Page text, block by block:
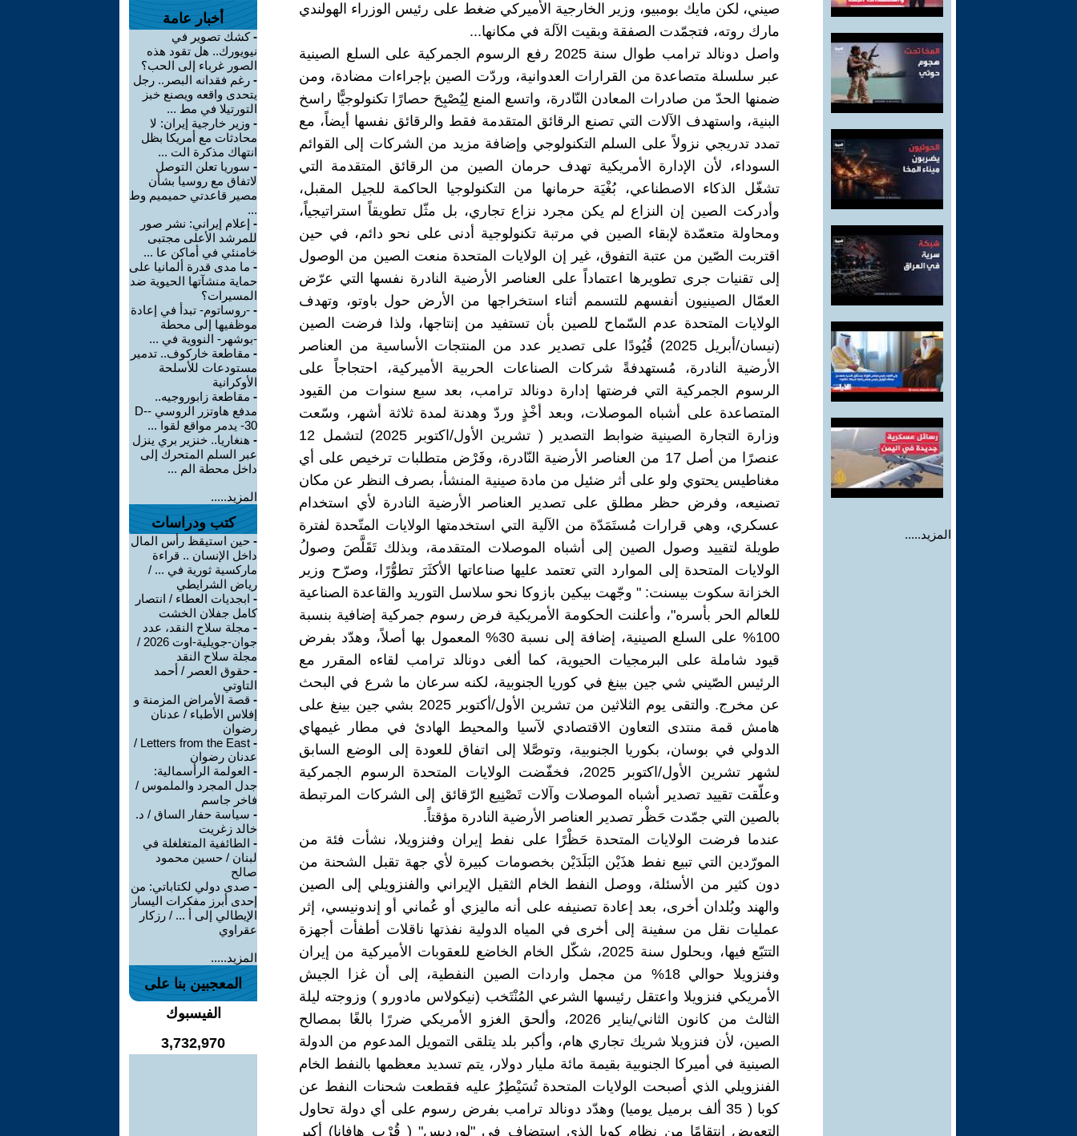
المزيد.....
صيني، لكن مايك بومبيو، وزير الخارجية الأميركي ضغط على رئيس الوزراء الهولندي
مارك روته، فتجمّدت الصفقة وبقيت الآلة في مكانها...
واصل دونالد ترامب طوال سنة 2025 رفع الرسوم الجمركية على السلع الصينية
عبر سلسلة متصاعدة من القرارات العدوانية، وردّت الصين بإجراءات مضادة، ومن
ضمنها الحدّ من صادرات المعادن النّادرة، واتسع المنع لِيُصْبِحَ حصارًا تكنولوجيًّا راسخ
البنية، واستهدف الآلات التي تصنع الرقائق المتقدمة فقط والرقائق نفسها أيضاً، مع
تمدد تدريجي نزولاً على السلم التكنولوجي وإضافة مزيد من الشركات إلى القوائم
السوداء، لأن الإدارة الأمريكية تهدف حرمان الصين من الرقائق المتقدمة التي
تشغّل الذكاء الاصطناعي، بُغْيَة حرمانها من التكنولوجيا الحاكمة للجيل المقبل،
وأدركت الصين إن النزاع لم يكن مجرد نزاع تجاري، بل مثّل تطويقاً استراتيجياً،
ومحاولة متعمّدة لإبقاء الصين في مرتبة تكنولوجية أدنى على نحو دائم، في حين
اقتربت الصّين من عتبة التفوق، غير إن الولايات المتحدة منعت الصين من الوصول
إلى تقنيات جرى تطويرها اعتماداً على العناصر الأرضية النادرة نفسها التي عرّض
العمّال الصينيون أنفسهم للتسمم أثناء استخراجها من الأرض حول باوتو، وتهدف
الولايات المتحدة عدم السّماح للصين بأن تستفيد من إنتاجها، ولذا فرضت الصين
(نيسان/أبريل 2025) قُيُودًا على تصدير عدد من المنتجات الأساسية من العناصر
الأرضية النادرة، مُستهدفةً شركات الصناعات الحربية الأميركية، احتجاجاً على
الرسوم الجمركية التي فرضتها إدارة دونالد ترامب، بعد سبع سنوات من القيود
المتصاعدة على أشباه الموصلات، وبعد أخْذٍ وردّ وهدنة لمدة ثلاثة أشهر، وسّعت
وزارة التجارة الصينية ضوابط التصدير ( تشرين الأول/اكتوبر 2025) لتشمل 12
عنصرًا من أصل 17 من العناصر الأرضية النّادرة، وفَرْض متطلبات ترخيص على أي
مغناطيس يحتوي ولو على أثر ضئيل من مادة صينية المنشأ، بصرف النظر عن مكان
تصنيعه، وفرض حظر مطلق على تصدير العناصر الأرضية النادرة لأي استخدام
عسكري، وهي قرارات مُستَمَدّة من الآلية التي استخدمتها الولايات المتّحدة لفترة
طويلة لتقييد وصول الصين إلى أشباه الموصلات المتقدمة، وبذلك تَقَلَّصَ وصولُ
الولايات المتحدة إلى الموارد التي تعتمد عليها صناعاتها الأكثَرَ تطوُّرًا، وصرّح وزير
الخزانة سكوت بيسنت: " وجّهت بيكين بازوكا نحو سلاسل التوريد والقاعدة الصناعية
للعالم الحر بأسره"، وأعلنت الحكومة الأمريكية فرض رسوم جمركية إضافية بنسبة
100% على السلع الصينية، إضافة إلى نسبة 30% المعمول بها أصلاً، وهدّد بفرض
قيود شاملة على البرمجيات الحيوية، كما ألغى دونالد ترامب لقاءه المقرر مع
الرئيس الصّيني شي جين بينغ في كوريا الجنوبية، لكنه سرعان ما شرع في البحث
عن مخرج. والتقى يوم الثلاثين من تشرين الأول/أكتوبر 2025 بشي جين بينغ على
هامش قمة منتدى التعاون الاقتصادي لآسيا والمحيط الهادئ في مطار غيمهاي
الدولي في بوسان، بكوريا الجنوبية، وتوصَّلا إلى اتفاق للعودة إلى الوضع السابق
لشهر تشرين الأول/اكتوبر 2025، فخفّضت الولايات المتحدة الرسوم الجمركية
وعلّقت تقييد تصدير أشباه الموصلات وآلات تَصْنِيع الرّقائق إلى الشركات المرتبطة
بالصين التي جمّدت حَظْر تصدير العناصر الأرضية النادرة مؤقتاً.
عندما فرضت الولايات المتحدة حَظْرًا على نفط إيران وفنزويلا، نشأت فئة من
المورّدين التي تبيع نفط هذَيْن البَلَدَيْن بخصومات كبيرة لأي جهة تقبل الشحنة من
دون كثير من الأسئلة، ووصل النفط الخام الثقيل الإيراني والفنزويلي إلى الصين
والهند وبُلدان أخرى، بعد إعادة تصنيفه على أنه ماليزي أو عُماني أو إندونيسي، إثر
عمليات نقل من سفينة إلى أخرى في المياه الدولية نفذتها ناقلات أطفأت أجهزة
التتبّع فيها، وبحلول سنة 2025، شكّل الخام الخاضع للعقوبات الأميركية من إيران
وفنزويلا حوالي 18% من مجمل واردات الصين النفطية، إلى أن غزا الجيش
الأمريكي فنزويلا واعتقل رئيسها الشرعي المُنْتَخب (نيكولاس مادورو ) وزوجته ليلة
الثالث من كانون الثاني/يناير 2026، وألحق الغزو الأمريكي ضررًا بالغًا بمصالح
الصين، لأن فنزويلا شريك تجاري هام، وأكبر بلد يتلقى التمويل المدعوم من الدولة
الصينية في أميركا الجنوبية بقيمة مائة مليار دولار، يتم تسديد معظمها بالنفط الخام
الفنزويلي الذي أصبحت الولايات المتحدة تُسَيْطِرُ عليه فقطعت شحنات النفط عن
كوبا ( 35 ألف برميل يوميا) وهدّد دونالد ترامب بفرض رسوم على أي دولة تحاول
التعويض انتقامًا من نظام كوبا الذي استضاف في "لورديس" ( قُرْب هافانا) أكبر
أخبار عامة
-كشك تصوير في
نيويورك.. هل تقود هذه
الصور غرباء إلى الحب؟
- رغم فقدانه البصر.. رجل
يتحدى واقعه ويصنع خبز
التورتيلا في مط ...
- وزير خارجية إيران: لا
محادثات مع أمريكا بظل
انتهاك مذكرة الت ...
- سوريا تعلن التوصل
لاتفاق مع روسيا بشأن
مصير قاعدتي حميميم وط
...
- إعلام إيراني: نشر صور
للمرشد الأعلى مجتبى
خامنئي في أماكن عا ...
- ما مدى قدرة ألمانيا على
حماية منشآتها الحيوية ضد
المسيرات؟
- -روساتوم- تبدأ في إعادة
موظفيها إلى محطة
-بوشهر- النووية في ...
- مقاطعة خاركوف.. تدمير
مستودعات للأسلحة
الأوكرانية
- مقاطعة زابوروجيه..
مدفع هاوتزر الروسي -D-
30- يدمر مواقع لقوا ...
- هنغاريا.. خنزير بري ينزل
عبر السلم المتحرك إلى
داخل محطة الم ...
المزيد.....
كتب ودراسات
- حين استيقظ رأس المال
داخل الإنسان .. قراءة
ماركسية ثورية في ... /
رياض الشرايطي
- ابجديات العطاء / انتصار
كامل جفلان الخشت
- مجلة سلاح النقد، عدد
جوان-جويلية-اوت 2026 /
مجلة سلاح النقد
- حقوق العصر / أحمد
التاوتي
- قصة الأمراض المزمنة و
إفلاس الأطباء / عدنان
رضوان
-
Letters from the East /
عدنان رضوان
- العولمة الرأسمالية:
جدل المجرد والملموس /
فاخر جاسم
- سياسة حفار الساق / د.
خالد زغريت
- الطائفية المتغلغلة في
لبنان / حسين محمود
صالح
- صدى دولي لكتاباتي: من
إحدى أبرز مفكرات اليسار
الإيطالي إلى أ ... / رزكار
عقراوي
المزيد.....
المعجبين بنا على
الفيسبوك
3,732,970